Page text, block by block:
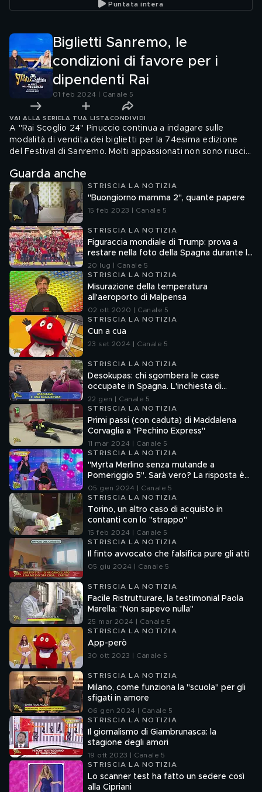
Puntata intera
Biglietti Sanremo, le
condizioni di favore per i
dipendenti Rai
01 feb 2024 | Canale 5
VAI ALLA SERIE LA TUA LISTA CONDIVIDI
A "Rai Scoglio 24" Pinuccio continua a indagare sulle
modalità di vendita dei biglietti per la 74esima edizione
del Festival di Sanremo. Molti appassionati non sono riusciti
potevano comprarne fino a due a testa, senza, tra l'altro,
essere vincolati a utilizzarli personalmente
Guarda anche
STRISCIA LA NOTIZIA
"Buongiorno mamma 2", quante papere
15 feb 2023 | Canale 5
STRISCIA LA NOTIZIA
Figuraccia mondiale di Trump: prova a
restare nella foto della Spagna durante la
premiazione
20 lug | Canale 5
STRISCIA LA NOTIZIA
Misurazione della temperatura
all'aeroporto di Malpensa
02 ott 2020 | Canale 5
STRISCIA LA NOTIZIA
Cun a cua
23 set 2024 | Canale 5
STRISCIA LA NOTIZIA
Desokupas: chi sgombera le case
occupate in Spagna. L'inchiesta di
Francesco Mazza
22 gen | Canale 5
STRISCIA LA NOTIZIA
Primi passi (con caduta) di Maddalena
Corvaglia a "Pechino Express"
11 mar 2024 | Canale 5
STRISCIA LA NOTIZIA
"Myrta Merlino senza mutande a
Pomeriggio 5". Sarà vero? La risposta è
nel fuorionda
05 gen 2024 | Canale 5
STRISCIA LA NOTIZIA
Torino, un altro caso di acquisto in
contanti con lo "strappo"
15 feb 2024 | Canale 5
STRISCIA LA NOTIZIA
Il finto avvocato che falsifica pure gli atti
05 giu 2024 | Canale 5
STRISCIA LA NOTIZIA
Facile Ristrutturare, la testimonial Paola
Marella: "Non sapevo nulla"
25 mar 2024 | Canale 5
STRISCIA LA NOTIZIA
App-però
30 ott 2023 | Canale 5
STRISCIA LA NOTIZIA
Milano, come funziona la "scuola" per gli
sfigati in amore
06 gen 2024 | Canale 5
STRISCIA LA NOTIZIA
Il giornalismo di Giambrunasca: la
stagione degli amori
19 ott 2023 | Canale 5
STRISCIA LA NOTIZIA
Lo scanner test ha fatto un sedere così
alla Cipriani